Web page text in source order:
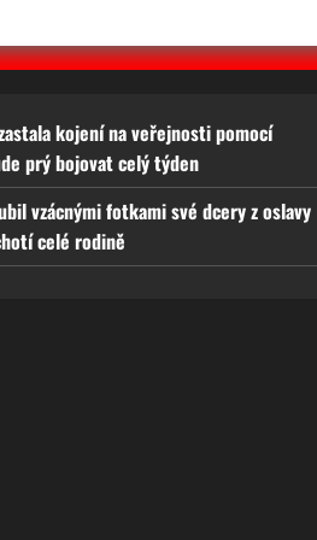
kojení na veřejnosti pomocí
prý bojovat celý týden
vzácnými fotkami své dcery z oslavy
celé rodině